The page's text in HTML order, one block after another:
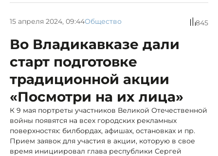
15 апреля 2024, 09:44Общество 845
Во Владикавказе дали
старт подготовке
традиционной акции
«Посмотри на их лица»
К 9 мая портреты участников Великой Отечественной
войны появятся на всех городских рекламных
поверхностях: билбордах, афишах, остановках и пр.
Прием заявок для участия в акции, которую в свое
время инициировал глава республики Сергей